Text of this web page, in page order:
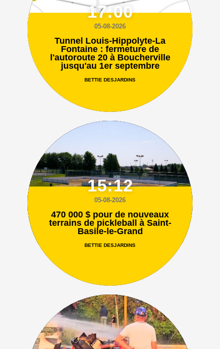
17:00
05-08-2026
Tunnel Louis-Hippolyte-La
Fontaine : fermeture de
l'autoroute 20 à Boucherville
jusqu'au 1er septembre
BETTIE DESJARDINS
15:12
05-08-2026
470 000 $ pour de nouveaux
terrains de pickleball à Saint-
Basile-le-Grand
BETTIE DESJARDINS